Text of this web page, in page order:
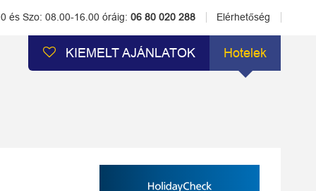
és Szo: 08.00-16.00 óráig: 06 80 020 288 Elérhetőség
KIEMELT AJÁNLATOK Hotelek